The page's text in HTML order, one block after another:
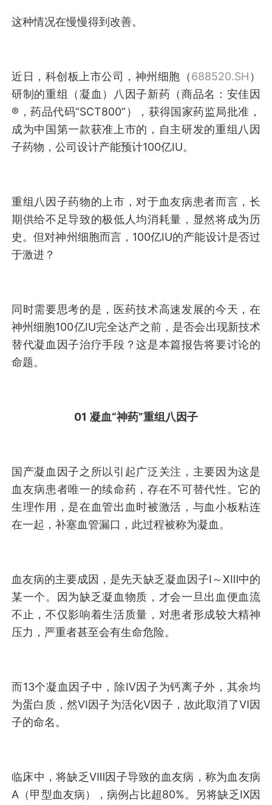
这种情况在慢慢得到改善。
近日，科创板上市公司，神州细胞（688520.SH ）
研制的重组（凝血）八因子新药（商品名：安佳因
®，药品代码“SCT800”），获得国家药监局批准，
成为中国第一款获准上市的，自主研发的重组八因
子药物，公司设计产能预计100亿IU。
重组八因子药物的上市，对于血友病患者而言，长
期供给不足导致的极低人均消耗量，显然将成为历
史。但对神州细胞而言，100亿IU的产能设计是否过
于激进？
同时需要思考的是，医药技术高速发展的今天，在
神州细胞100亿IU完全达产之前，是否会出现新技术
替代凝血因子治疗手段？这是本篇报告将要讨论的
命题。
01 凝血“神药”重组八因子
国产凝血因子之所以引起广泛关注，主要因为这是
血友病患者唯一的续命药，存在不可替代性。它的
生理作用，是在血管出血时被激活，与血小板粘连
在一起，补塞血管漏口，此过程被称为凝血。
血友病的主要成因，是先天缺乏凝血因子Ⅰ～ⅩⅢ中的
某一个。因为缺乏凝血物质，才会一旦出血便血流
不止，不仅影响着生活质量，对患者形成较大精神
压力，严重者甚至会有生命危险。
而13个凝血因子中，除Ⅳ因子为钙离子外，其余均
为蛋白质，然Ⅵ因子为活化Ⅴ因子，故此取消了Ⅵ因
子的命名。
临床中，将缺乏Ⅷ因子导致的血友病，称为血友病
A（甲型血友病），病例占比超80%。另将缺乏Ⅸ因